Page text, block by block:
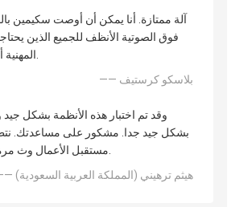
آلة ممتازة. أنا يمكن أن أوصت سكيمين
فوق الصوتية الأنظف للجميع الذين
المهنية أو هواية.
—— بلاسكو كرستيف
وقد تم اختبار هذه الأنظمة بشكل
بشكل جيد جدا. مشكور على مساعدتك.
مستقبل الأعمال وث مرة أخرى.
—— هيثم ترهيني (المملكة العربية السعودية)